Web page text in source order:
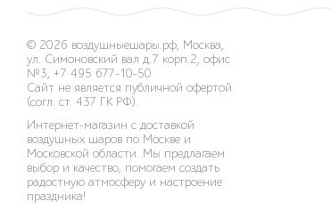
© 2026 воздушныешары.рф, Москва,
ул. Симоновский вал д.7 корп.2, офис
№3, +7 495 677-10-50
Сайт не является публичной офертой
(согл. ст. 437 ГК РФ).
Интернет-магазин с доставкой
воздушных шаров по Москве и
Московской области. Мы предлагаем
выбор и качество, помогаем создать
радостную атмосферу и настроение
праздника!